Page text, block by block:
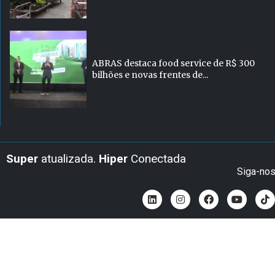
ABRAS destaca food service de R$ 300
bilhões e novas frentes de...
Super atualizada. Hiper Conectada
Siga-nos